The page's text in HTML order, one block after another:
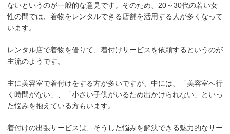
ないというのが一般的な意見です。そのため、20～30代の若い女
性の間では、着物をレンタルできる店舗を活用する人が多くなって
います。
レンタル店で着物を借りて、着付けサービスを依頼するというのが
主流のようです。
主に美容室で着付けをする方が多いですが、中には、「美容室へ行
く時間がない」、「小さい子供がいるため出かけられない」といっ
た悩みを抱えている方もいます。
着付けの出張サービスは、そうした悩みを解決できる魅力的なサー